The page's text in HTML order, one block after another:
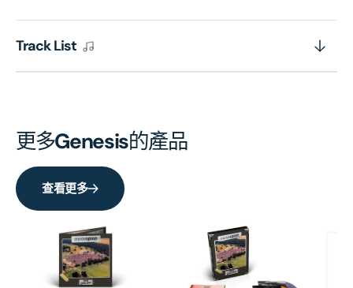
Track List
更多Genesis的產品
查看更多